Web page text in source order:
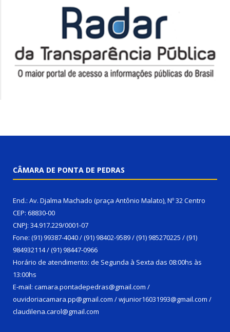
CÂMARA DE PONTA DE PEDRAS
End.: Av. Djalma Machado (praça Antônio Malato), Nº 32 Centro
CEP: 68830-00
CNPJ: 34.917.229/0001-07
Fone: (91) 99387-4040 / (91) 98402-9589 / (91) 985270225 / (91)
984932114 / (91) 98447-0966
Horário de atendimento: de Segunda à Sexta das 08:00hs às
13:00hs
E-mail: camara.pontadepedras@gmail.com /
ouvidoriacamara.pp@gmail.com / wjunior16031993@gmail.com /
claudilena.carol@gmail.com